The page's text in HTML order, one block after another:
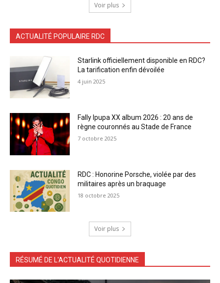
Voir plus
ACTUALITÉ POPULAIRE RDC
Starlink officiellement disponible en RDC?
La tarification enfin dévoilée
4 juin 2025
Fally Ipupa XX album 2026 : 20 ans de
règne couronnés au Stade de France
7 octobre 2025
RDC : Honorine Porsche, violée par des
militaires après un braquage
18 octobre 2025
Voir plus
RÉSUMÉ DE L'ACTUALITÉ QUOTIDIENNE